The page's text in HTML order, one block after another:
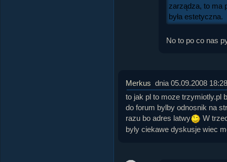
zarządza, to ma
była estetyczna.
No to po co nas
Merkus dnia 05.09.2008 18:28
to jak pl to moze trzymiotly.pl
do forum bylby odnosnik na
razu bo adres latwy
W
byly ciekawe dyskusje wiec